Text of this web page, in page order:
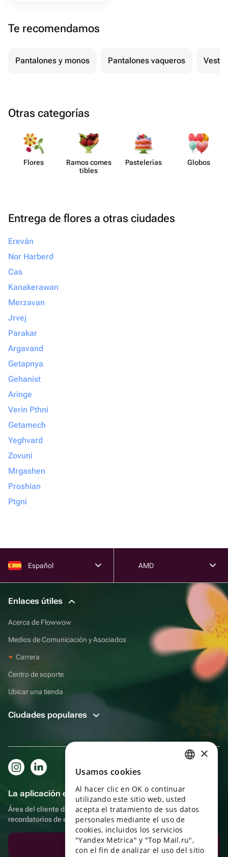
Te recomendamos
Pantalones y monos Pantalones vaqueros
Otras categorías
Flores
Ramos comes​
tibles
Paste​lerías Globos
Entrega de flores a otras ciudades
Ereván
Nor Harberd
Cas
Kanakerawan
Merzavan
Jrvej
Parakar
Argavand
Getapnya
Gehanist
Aringe
Verin Pthni
Getamech
Yeghvard
Zovuni
Mrgashen
Proshian
Ptgni
Español AMD
Enlaces útiles
Acerca de Flowwow
Medios de Comunicación y Asociados
Carrera
Centro de soporte
Ubicar una tienda
Ciudades populares
La aplicación es aún más práctica.
Área del cliente del destinatario, más bonos por compras y
recordatorios de eventos
Descargar la aplicación
ENGLISH
UKRAINIAN
PORTUGUESE
SPANISH
×
Usamos cookies
Al hacer clic en OK o continuar
utilizando este sitio web, usted
acepta el tratamiento de sus datos
personales mediante el uso de
cookies, incluidos los servicios
"Yandex Metrica" y "Top Mail.ru",
con el fin de analizar el uso del sitio